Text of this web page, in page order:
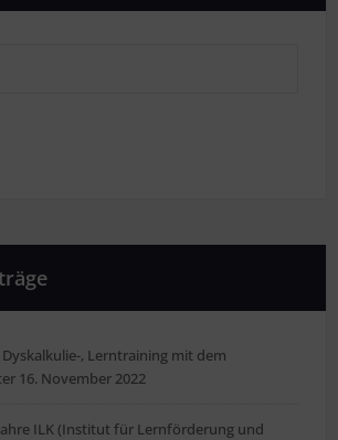
Dyskalkulie-, Lerntraining mit dem
16. November 2022
ILK (Institut für Lernförderung und